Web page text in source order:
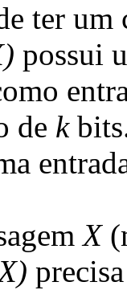
ter um
possui
de k
X